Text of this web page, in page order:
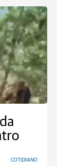
COTIDIANO